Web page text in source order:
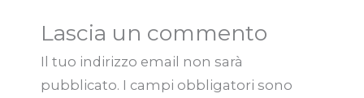
Lascia un commento
Il tuo indirizzo email non sarà
pubblicato. I campi obbligatori sono